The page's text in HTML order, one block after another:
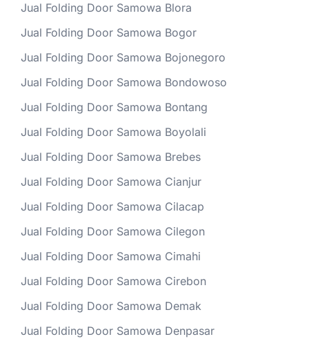
Jual Folding Door Samowa Blora
Jual Folding Door Samowa Bogor
Jual Folding Door Samowa Bojonegoro
Jual Folding Door Samowa Bondowoso
Jual Folding Door Samowa Bontang
Jual Folding Door Samowa Boyolali
Jual Folding Door Samowa Brebes
Jual Folding Door Samowa Cianjur
Jual Folding Door Samowa Cilacap
Jual Folding Door Samowa Cilegon
Jual Folding Door Samowa Cimahi
Jual Folding Door Samowa Cirebon
Jual Folding Door Samowa Demak
Jual Folding Door Samowa Denpasar